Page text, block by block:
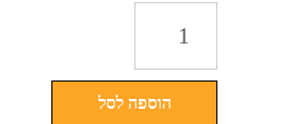
טי
הוספה לסל